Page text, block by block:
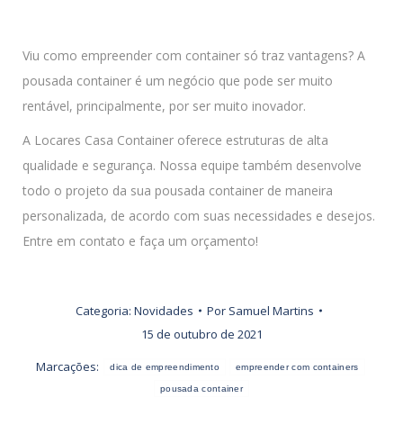
Viu como empreender com container só traz vantagens? A
pousada container é um negócio que pode ser muito
rentável, principalmente, por ser muito inovador.
A Locares Casa Container oferece estruturas de alta
qualidade e segurança. Nossa equipe também desenvolve
todo o projeto da sua pousada container de maneira
personalizada, de acordo com suas necessidades e desejos.
Entre em contato e faça um orçamento!
Categoria: Novidades Por Samuel Martins
15 de outubro de 2021
Marcações:
dica de empreendimento empreender com containers
pousada container